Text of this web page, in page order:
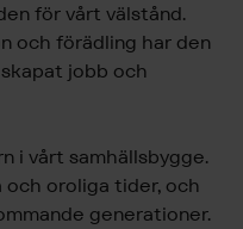
för vårt välstånd.
och förädling har den
jobb och
i vårt samhällsbygge.
och oroliga tider, och
generationer.